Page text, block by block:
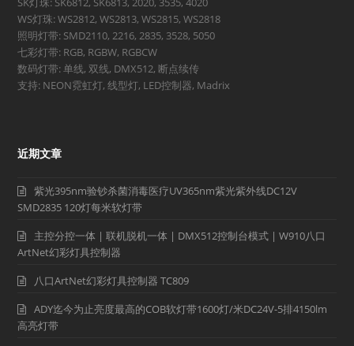
WS灯珠: WS2812, WS2813, WS2815, WS2818
照明灯带: SMD2110, 2216, 2835, 3528, 5050
七彩灯带: RGB, RGBW, RGBCW
数码灯带: 单线, 双线, DMX512, 断点续传
支持: NEON霓虹灯, 线型灯, LED控制器, Madrix
近期文章
紫光395nm验钞杀菌消毒医疗UV365nm紫光紫外线DC12V
SMD2835 120灯每米软灯带
主控分控一体 | 联机脱机一体 | DMX512控制台模式 | W910八口
ArtNet幻彩灯具控制器
八口ArtNet幻彩灯具控制器 TC809
ADY迄今为止亮度最高的COB软灯带1600灯/米DC24V-5排4150lm
高亮灯带